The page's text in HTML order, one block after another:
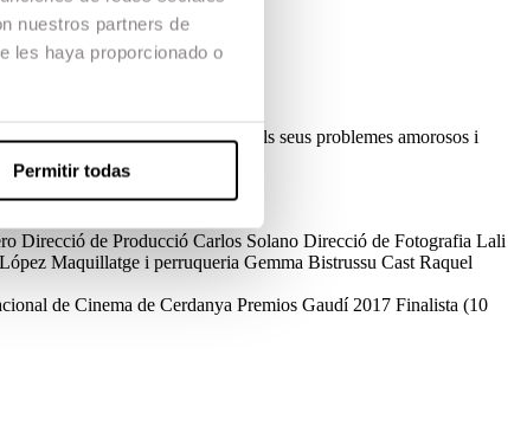
nuestros partners de
les haya proporcionado o
Permitir todas
un cop acabada la relació.
al Martí per afrontar els seus problemes amorosos i
Direcció de Producció Carlos Solano Direcció de Fotografia Lali
Maquillatge i perruqueria Gemma Bistrussu Cast Raquel
de Cinema de Cerdanya Premios Gaudí 2017 Finalista (10